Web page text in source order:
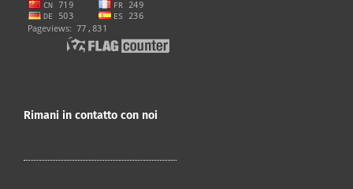
Rimani in contatto con noi